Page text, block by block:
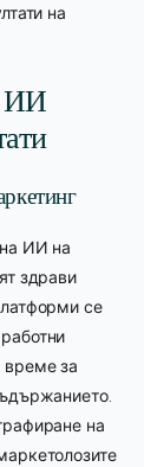
на
ИИ
ИИ на
здрави
се
време за
на